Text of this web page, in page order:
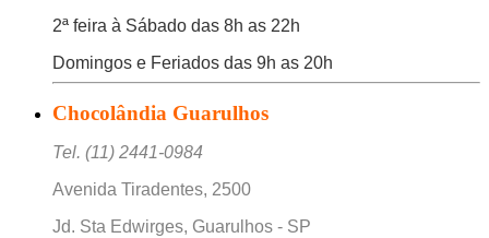
2ª feira à Sábado das 8h as 22h
Domingos e Feriados das 9h as 20h
Chocolândia Guarulhos
Tel. (11) 2441-0984
Avenida Tiradentes, 2500
Jd. Sta Edwirges, Guarulhos - SP